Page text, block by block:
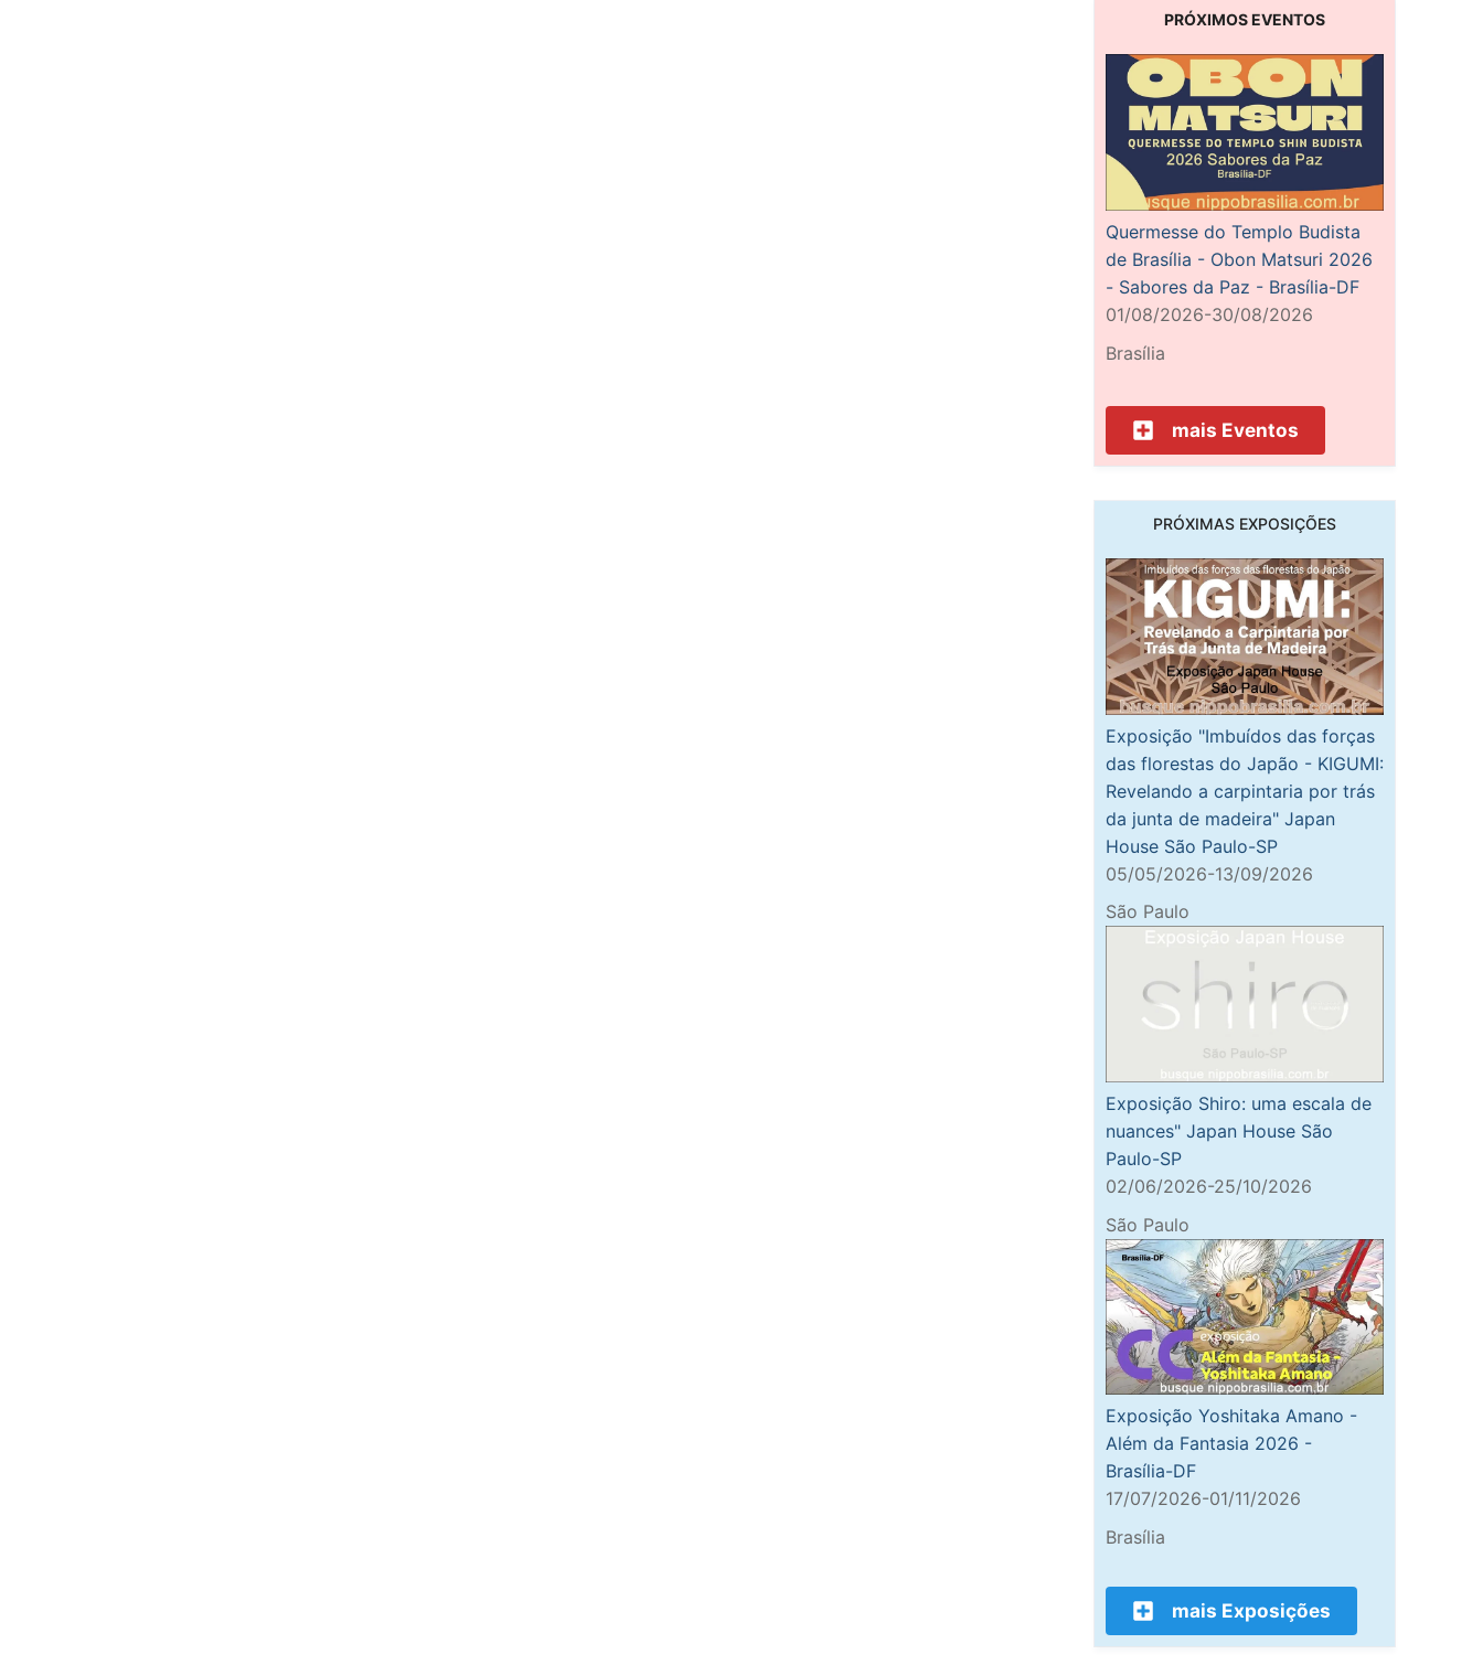
PRÓXIMOS EVENTOS
Quermesse do Templo Budista
de Brasília - Obon Matsuri 2026
- Sabores da Paz - Brasília-DF
01/08/2026-30/08/2026
Brasília
mais Eventos
PRÓXIMAS EXPOSIÇÕES
Exposição "Imbuídos das forças
das florestas do Japão - KIGUMI:
Revelando a carpintaria por trás
da junta de madeira" Japan
House São Paulo-SP
05/05/2026-13/09/2026
São Paulo
Exposição Shiro: uma escala de
nuances" Japan House São
Paulo-SP
02/06/2026-25/10/2026
São Paulo
Exposição Yoshitaka Amano -
Além da Fantasia 2026 -
Brasília-DF
17/07/2026-01/11/2026
Brasília
mais Exposições